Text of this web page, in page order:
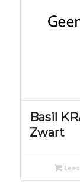
Basil
Zwart